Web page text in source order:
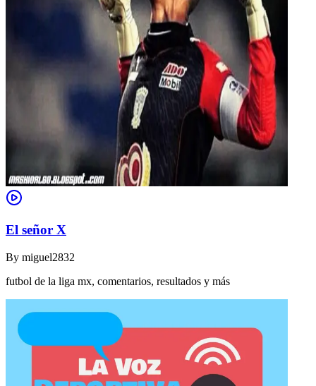
El señor X
By miguel2832
futbol de la liga mx, comentarios, resultados y más